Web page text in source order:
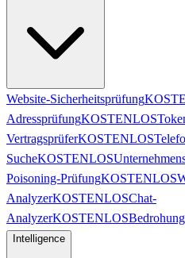
Website-Sicherheitsprüfung
AdressprüfungKOSTENLOS
VertragsprüferKOSTENLOS
SucheKOSTENLOS
Poisoning-PrüfungKOSTENLOS
AnalyzerKOSTENLOSChat-
AnalyzerKOSTENLOS
Intelligence